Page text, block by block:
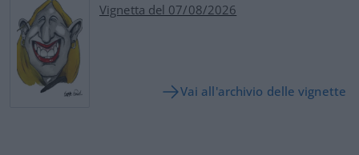
Vignetta del 07/08/2026
Vai all'archivio delle vignette